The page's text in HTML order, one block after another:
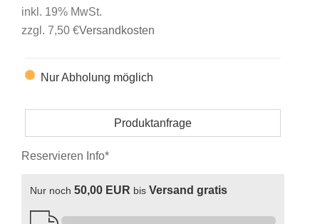
inkl. 19% MwSt.
zzgl. 7,50 €Versandkosten
Nur Abholung möglich
Produktanfrage
Reservieren Info*
Nur noch 50,00 EUR bis Versand gratis